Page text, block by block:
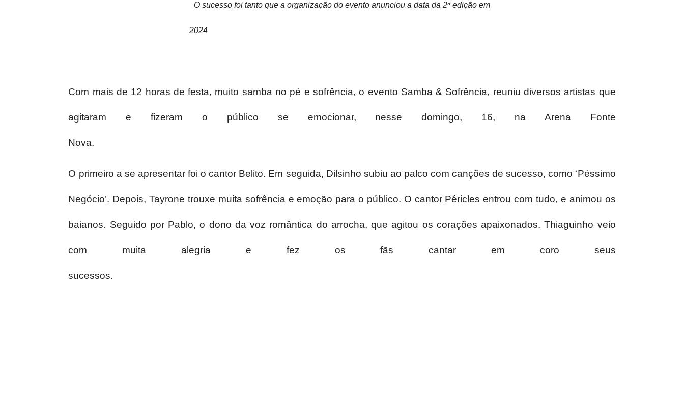
O sucesso foi tanto que a organização do evento anunciou a data da 2ª edição em
2024
Com mais de 12 horas de festa, muito samba no pé e sofrência, o evento Samba & Sofrência, reuniu diversos artistas que
agitaram e fizeram o público se emocionar, nesse domingo, 16, na Arena Fonte
Nova.
O primeiro a se apresentar foi o cantor Belito. Em seguida, Dilsinho subiu ao palco com canções de sucesso, como ‘Péssimo
Negócio’. Depois, Tayrone trouxe muita sofrência e emoção para o público. O cantor Péricles entrou com tudo, e animou os
baianos. Seguido por Pablo, o dono da voz romântica do arrocha, que agitou os corações apaixonados. Thiaguinho veio
com muita alegria e fez os fãs cantar em coro seus
sucessos.